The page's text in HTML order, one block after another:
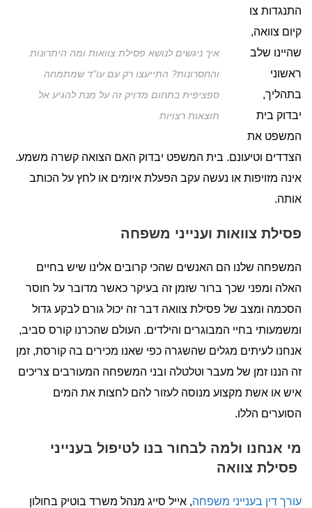
איך ניגשים לנושא פסילת צוואות ומה היתרונות
והחסרונות? התייעצו רק עם עו"ד שמתמחה
ספציפית בתחום מדויק זה על מנת להגיע אל
תוצאות רצויות
התנגדות צו
קיום צוואה,
שהיינו שלב
ראשוני
בתהליך,
יבדוק בית
המשפט את
הצדדים וטיעונם. בית המשפט יבדוק האם הצואה קשרה משמע.
אינה מזויפות או נעשה עקב הפעלת איומים או לחץ על הכותב
אותה.
פסילת צוואות וענייני משפחה
המשפחה שלנו הם האנשים שהכי קרובים אלינו שיש בחיים
האלה ומפני שכך ברור שזמן זה בעיקר כאשר מדובר על חוסר
הסכמה ומצב של פסילת צוואה דבר זה יכול גורם לבקע גדול
ומשמעותי בחיי המבוגרים והילדים. העולם שהכרנו קורס סביב,
אנחנו לעיתים מגלים שהשגרה כפי שאנו מכירים בה קורסת, זמן
זה הננו זמן של מעבר וטלטלה ובני המשפחה המעורבים צריכים
איש או אשת מקצוע מנוסה לעזור להם לחצות את המים
הסוערים הללו.
מי אנחנו ולמה לבחור בנו לטיפול בענייני
פסילת צוואה
עורך דין בענייני משפחה, אייל סייג מנהל משרד בוטיק בחולון